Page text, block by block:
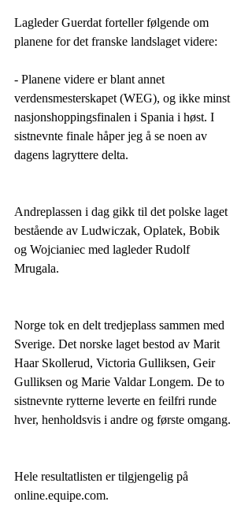
Lagleder Guerdat forteller følgende om
planene for det franske landslaget videre:
- Planene videre er blant annet
verdensmesterskapet (WEG), og ikke minst
nasjonshoppingsfinalen i Spania i høst. I
sistnevnte finale håper jeg å se noen av
dagens lagryttere delta.
Andreplassen i dag gikk til det polske laget
bestående av Ludwiczak, Oplatek, Bobik
og Wojcianiec med lagleder Rudolf
Mrugala.
Norge tok en delt tredjeplass sammen med
Sverige. Det norske laget bestod av Marit
Haar Skollerud, Victoria Gulliksen, Geir
Gulliksen og Marie Valdar Longem. De to
sistnevnte rytterne leverte en feilfri runde
hver, henholdsvis i andre og første omgang.
Hele resultatlisten er tilgjengelig på
online.equipe.com.